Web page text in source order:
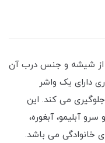
از شیشه و جنس درب آن
دارای یک واشر
می کند. این
آبلیمو، آبغوره،
خانوادگی می باشد.